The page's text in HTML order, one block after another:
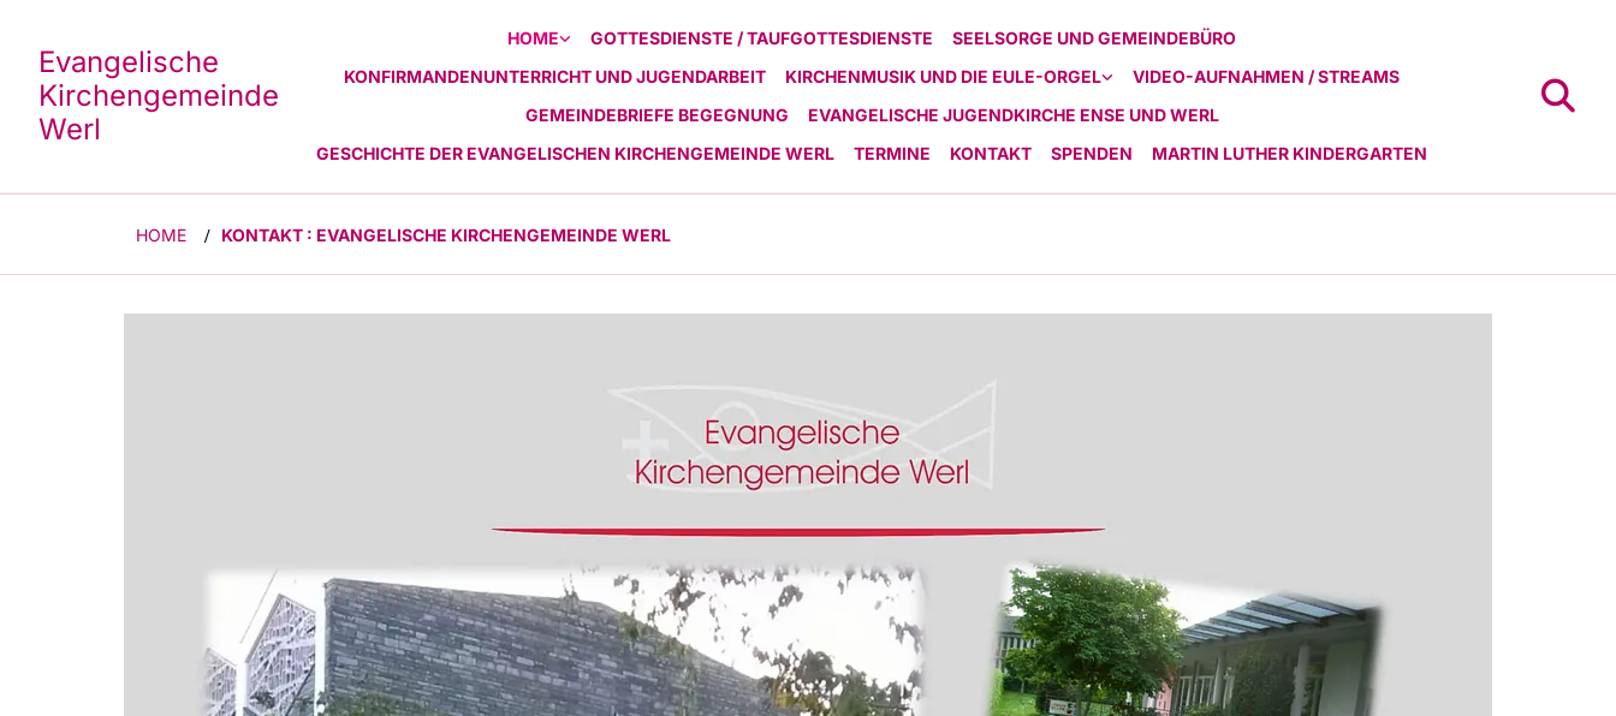
Evangelische
Kirchengemeinde
Werl
HOME GOTTESDIENSTE / TAUFGOTTESDIENSTE
SEELSORGE UND GEMEINDEBÜRO
KONFIRMANDENUNTERRICHT UND JUGENDARBEIT
KIRCHENMUSIK UND DIE EULE-ORGEL
VIDEO-AUFNAHMEN / STREAMS
GEMEINDEBRIEFE BEGEGNUNG
EVANGELISCHE JUGENDKIRCHE ENSE UND WERL
GESCHICHTE DER EVANGELISCHEN KIRCHENGEMEINDE WERL
TERMINE KONTAKT SPENDEN MARTIN LUTHER KINDERGARTEN
HOME / KONTAKT : EVANGELISCHE KIRCHENGEMEINDE WERL